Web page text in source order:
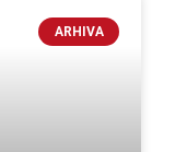
ARHIVA